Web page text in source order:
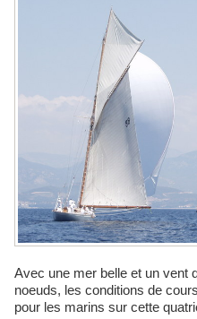
Avec une mer belle et un vent qui se maintenait à dix-quinze
noeuds, les conditions de
pour les marins sur cette